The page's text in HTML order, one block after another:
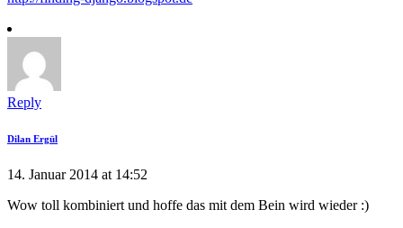
Reply
Dilan Ergül
14. Januar 2014 at 14:52
Wow toll kombiniert und hoffe das mit dem Bein wird wieder :)